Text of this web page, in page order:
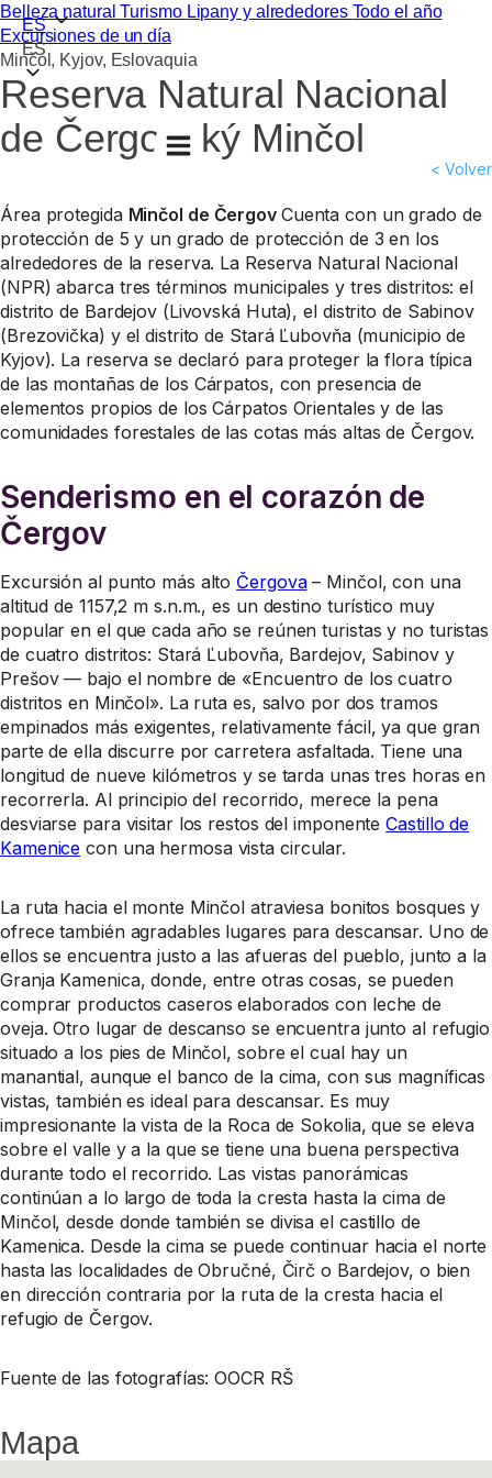
ES
ES
Belleza naturalTurismo Lipany y alrededores Todo el año
Excursiones de un día
Minčol, Kyjov, Eslovaquia
Reserva Natural Nacional
de Čergovský Minčol
< Volver
Área protegida Minčol de Čergov Cuenta con un grado de
protección de 5 y un grado de protección de 3 en los
alrededores de la reserva. La Reserva Natural Nacional
(NPR) abarca tres términos municipales y tres distritos: el
distrito de Bardejov (Livovská Huta), el distrito de Sabinov
(Brezovička) y el distrito de Stará Ľubovňa (municipio de
Kyjov). La reserva se declaró para proteger la flora típica
de las montañas de los Cárpatos, con presencia de
elementos propios de los Cárpatos Orientales y de las
comunidades forestales de las cotas más altas de Čergov.
Senderismo en el corazón de
Čergov
Excursión al punto más alto Čergova– Minčol, con una
altitud de 1157,2 m s.n.m., es un destino turístico muy
popular en el que cada año se reúnen turistas y no turistas
de cuatro distritos: Stará Ľubovňa, Bardejov, Sabinov y
Prešov — bajo el nombre de «Encuentro de los cuatro
distritos en Minčol». La ruta es, salvo por dos tramos
empinados más exigentes, relativamente fácil, ya que gran
parte de ella discurre por carretera asfaltada. Tiene una
longitud de nueve kilómetros y se tarda unas tres horas en
recorrerla. Al principio del recorrido, merece la pena
desviarse para visitar los restos del imponenteCastillo de
Kamenice con una hermosa vista circular.
La ruta hacia el monte Minčol atraviesa bonitos bosques y
ofrece también agradables lugares para descansar. Uno de
ellos se encuentra justo a las afueras del pueblo, junto a la
Granja Kamenica, donde, entre otras cosas, se pueden
comprar productos caseros elaborados con leche de
oveja. Otro lugar de descanso se encuentra junto al refugio
situado a los pies de Minčol, sobre el cual hay un
manantial, aunque el banco de la cima, con sus magníficas
vistas, también es ideal para descansar. Es muy
impresionante la vista de la Roca de Sokolia, que se eleva
sobre el valle y a la que se tiene una buena perspectiva
durante todo el recorrido. Las vistas panorámicas
continúan a lo largo de toda la cresta hasta la cima de
Minčol, desde donde también se divisa el castillo de
Kamenica. Desde la cima se puede continuar hacia el norte
hasta las localidades de Obručné, Čirč o Bardejov, o bien
en dirección contraria por la ruta de la cresta hacia el
refugio de Čergov.
Fuente de las fotografías: OOCR RŠ
Mapa